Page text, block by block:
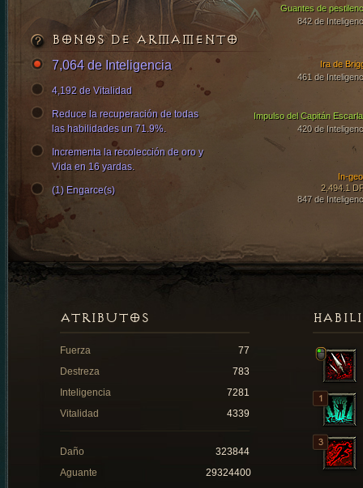
Guantes de
842 de
Impulso del Capitán
420 de
In-
2,494.1
847 de
Ira de
461 de
BONOS DE ARMAMENTO
7,064 de Inteligencia
4,192 de Vitalidad
Reduce la recuperación de todas
las habilidades un 71.9%.
Incrementa la recolección de oro y
Vida en 16 yardas.
(1) Engarce(s)
ATRIBUTOS
Fuerza
77
Destreza
783
Inteligencia
7281
Vitalidad
4339
Daño
323844
Aguante
29324400